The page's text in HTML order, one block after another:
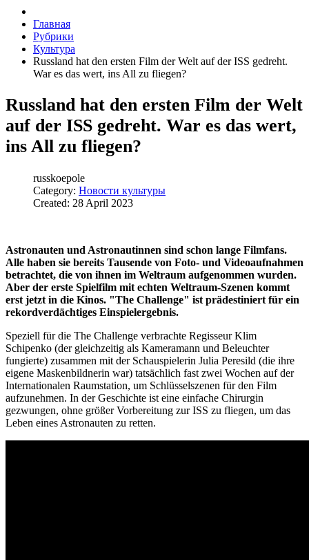
Главная
Рубрики
Культура
Russland hat den ersten Film der Welt auf der ISS gedreht.
War es das wert, ins All zu fliegen?
Russland hat den ersten Film der Welt
auf der ISS gedreht. War es das wert,
ins All zu fliegen?
russkoepole
Category: Новости культуры
Created: 28 April 2023
Astronauten und Astronautinnen sind schon lange Filmfans.
Alle haben sie bereits Tausende von Foto- und Videoaufnahmen
betrachtet, die von ihnen im Weltraum aufgenommen wurden.
Aber der erste Spielfilm mit echten Weltraum-Szenen kommt
erst jetzt in die Kinos. "The Challenge" ist prädestiniert für ein
rekordverdächtiges Einspielergebnis.
Speziell für die The Challenge verbrachte Regisseur Klim
Schipenko (der gleichzeitig als Kameramann und Beleuchter
fungierte) zusammen mit der Schauspielerin Julia Peresild (die ihre
eigene Maskenbildnerin war) tatsächlich fast zwei Wochen auf der
Internationalen Raumstation, um Schlüsselszenen für den Film
aufzunehmen. In der Geschichte ist eine einfache Chirurgin
gezwungen, ohne größer Vorbereitung zur ISS zu fliegen, um das
Leben eines Astronauten zu retten.